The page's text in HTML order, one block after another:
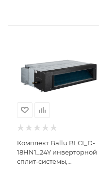
Комплект Ballu BLCI_D-
18HN1_24Y инверторной
сплит-системы,